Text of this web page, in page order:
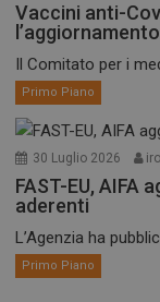
Vaccini anti-
Il Comitato per i
Primo Piano
30 Luglio 2026
FAST-EU, AIFA
aderenti
L’Agenzia ha
Primo Piano